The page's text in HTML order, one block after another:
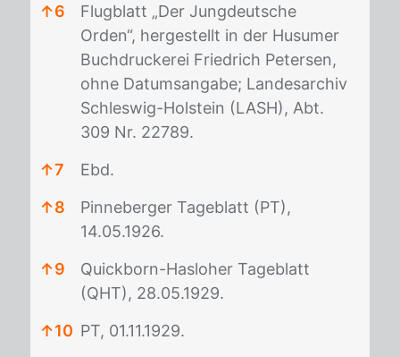
↑6
Flugblatt „Der Jungdeutsche
Orden“, hergestellt in der Husumer
Buchdruckerei Friedrich Petersen,
ohne Datumsangabe; Landesarchiv
Schleswig-Holstein (LASH), Abt.
309 Nr. 22789.
↑7
Ebd.
↑8
Pinneberger Tageblatt (PT),
14.05.1926.
↑9
Quickborn-Hasloher Tageblatt
(QHT), 28.05.1929.
↑10 PT, 01.11.1929.